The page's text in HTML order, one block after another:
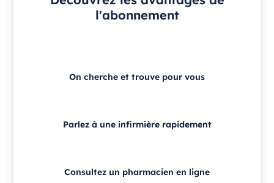
l'abonnement
On cherche et trouve pour vous
Parlez à une infirmière rapidement
Consultez un pharmacien en ligne